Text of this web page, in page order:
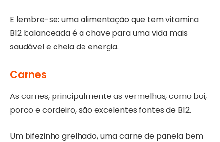
E lembre-se: uma alimentação que tem vitamina
B12 balanceada é a chave para uma vida mais
saudável e cheia de energia.
Carnes
As carnes, principalmente as vermelhas, como boi,
porco e cordeiro, são excelentes fontes de B12.
Um bifezinho grelhado, uma carne de panela bem